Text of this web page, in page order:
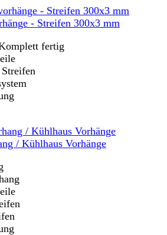
- Streifen 300x3 mm
fertig
/ Kühlhaus Vorhänge